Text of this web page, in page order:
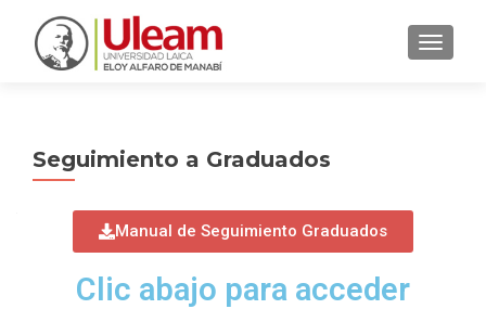
Seguimiento a Graduados
Manual de Seguimiento Graduados
Clic abajo para acceder